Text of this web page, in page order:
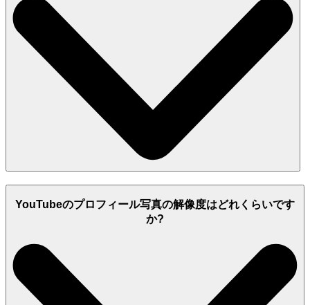
YouTubeのプロフィール写真の解像度はどれくらいです
か?